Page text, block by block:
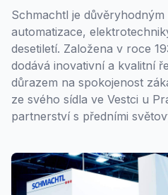
Schmachtl je
automatizace,
desetiletí. Založena v roce
dodává inovativní a kvalitní
důrazem na spokojenost
ze svého sídla ve Vestci u
partnerství s předními